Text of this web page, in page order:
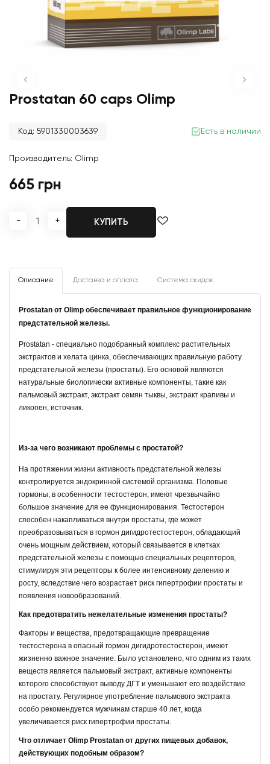
Prostatan 60 caps Olimp
Код: 5901330003639 Есть в наличии
Производитель: Olimp
665 грн
- + КУПИТЬ
Описание Доставка и оплата Система скидок
Prostatan от Olimp обеспечивает правильное функционирование
предстательной железы.
Prostatan - специально подобранный комплекс растительных
экстрактов и хелата цинка, обеспечивающих правильную работу
предстательной железы (простаты). Его основой являются
натуральные биологически активные компоненты, такие как
пальмовый экстракт, экстракт семян тыквы, экстракт крапивы и
ликопен, источник.
Из-за чего возникают проблемы с простатой?
На протяжении жизни активность предстательной железы
контролируется эндокринной системой организма. Половые
гормоны, в особенности тестостерон, имеют чрезвычайно
большое значение для ее функционирования. Тестостерон
способен накапливаться внутри простаты, где может
преобразовываться в гормон дигидротестостерон, обладающий
очень мощным действием, который связывается в клетках
предстательной железы с помощью специальных рецепторов,
стимулируя эти рецепторы к более интенсивному делению и
росту, вследствие чего возрастает риск гипертрофии простаты и
появления новообразований.
Как предотвратить нежелательные изменения простаты?
Факторы и вещества, предотвращающие превращение
тестостерона в опасный гормон дигидротестостерон, имеют
жизненно важное значение. Было установлено, что одним из таких
веществ является пальмовый экстракт, активные компоненты
которого способствуют выводу ДГТ и уменьшают его воздействие
на простату. Регулярное употребление пальмового экстракта
особо рекомендуется мужчинам старше 40 лет, когда
увеличивается риск гипертрофии простаты.
Что отличает Olimp Prostatan от других пищевых добавок,
действующих подобным образом?